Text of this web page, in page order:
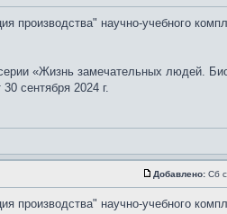
производства" научно-учебного
«Жизнь замечательных людей.
сентября 2024 г.
Добавлено: Сб
производства" научно-учебного